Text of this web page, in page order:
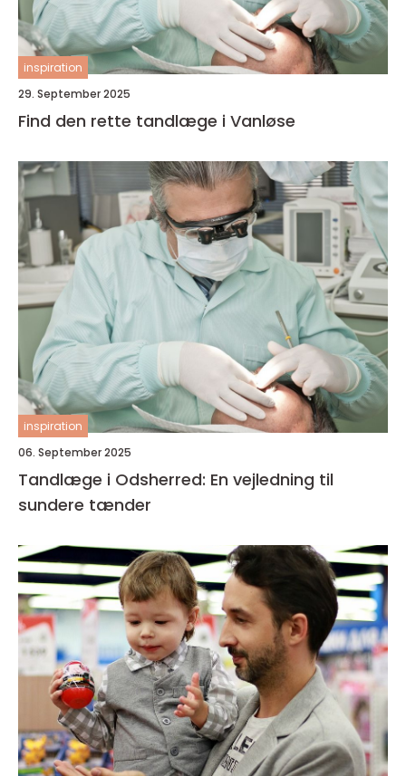
inspiration
29. September 2025
Find den rette tandlæge i Vanløse
inspiration
06. September 2025
Tandlæge i Odsherred: En vejledning til
sundere tænder